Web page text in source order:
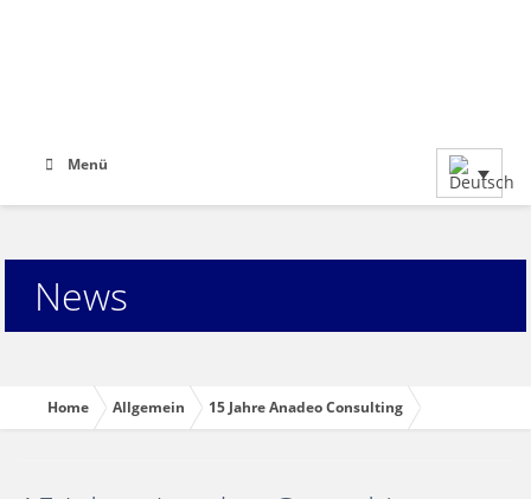
Menü
News
Home Allgemein 15 Jahre Anadeo Consulting